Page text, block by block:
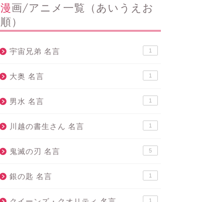
漫画/アニメ一覧（あいうえお
順）
宇宙兄弟 名言 1
大奥 名言 1
男水 名言 1
川越の書生さん 名言 1
鬼滅の刃 名言 5
銀の匙 名言 1
1